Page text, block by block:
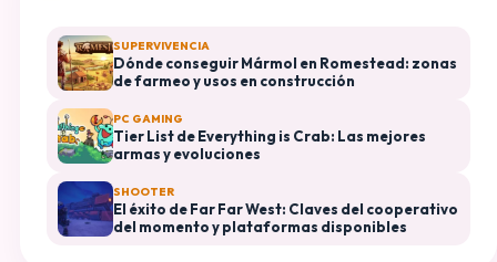
SUPERVIVENCIA
Dónde conseguir Mármol en Romestead: zonas
de farmeo y usos en construcción
PC GAMING
Tier List de Everything is Crab: Las mejores
armas y evoluciones
SHOOTER
El éxito de Far Far West: Claves del cooperativo
del momento y plataformas disponibles